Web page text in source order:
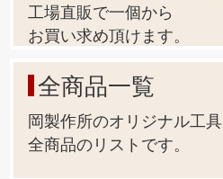
工場直販で一個から
お買い求め頂けます。
全商品一覧
岡製作所のオリジナル工具
全商品のリストです。